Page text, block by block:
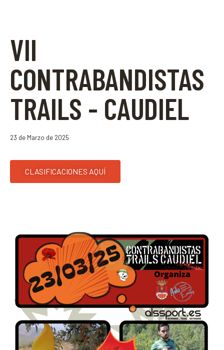
VII
CONTRABANDISTAS
TRAILS - CAUDIEL
23 de Marzo de 2025
CLASIFICACIONES AQUÍ